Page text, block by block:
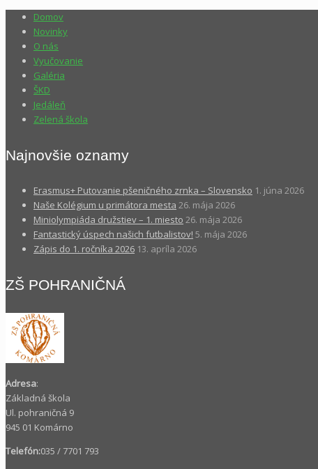
Domov
Novinky
O nás
Vyučovanie
Galéria
ŠKD
Jedáleň
Zelená škola
Najnovšie oznamy
Erasmus+ Putovanie pšeničného zrnka – Slovensko 1. júna 2026
Naše Kolégium u primátora mesta 26. mája 2026
Miniolympiáda družstiev – 1. miesto 26. mája 2026
Fantastický úspech našich futbalistov! 5. mája 2026
Zápis do 1. ročníka 2026 13. apríla 2026
ZŠ POHRANIČNÁ
Adresa:
Základná škola
Ul. pohraničná 9
945 01 Komárno
Telefón:035 / 7701 793